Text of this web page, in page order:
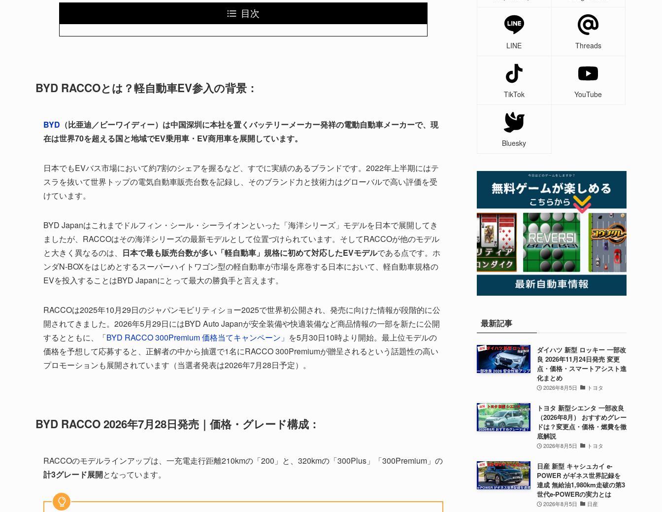
目次
BYD RACCOとは？軽自動車EV参入の背景：
BYD （比亜迪／ビーワイディー）は中国深圳に本社を置くバッテリーメーカー発祥の電動自動車メーカーで、現
在は世界70を超える国と地域でEV乗用車・EV商用車を展開しています。
日本でもEVバス市場において約7割のシェアを握るなど、すでに実績のあるブランドです。2022年上半期にはテ
スラを抜いて世界トップの電気自動車販売台数を記録し、そのブランド力と技術力はグローバルで高い評価を受
けています。
BYD Japanはこれまでドルフィン・シール・シーライオンといった「海洋シリーズ」モデルを日本で展開してき
ましたが、RACCOはその海洋シリーズの最新モデルとして位置づけられています。そしてRACCOが他のモデル
と大きく異なるのは、 日本で最も販売台数が多い「軽自動車」規格に初めて対応したEVモデルである点です。ホ
ンダN-BOXをはじめとするスーパーハイトワゴン型の軽自動車が市場を席巻する日本において、軽自動車規格の
EVを投入することはBYD Japanにとって最大の勝負手と言えます。
RACCOは2025年10月29日のジャパンモビリティショー2025で世界初公開され、発売に向けた情報が段階的に公
開されてきました。2026年5月29日にはBYD Auto Japanが安全装備や快適装備など商品情報の一部を新たに公開
するとともに、「BYD RACCO 300Premium 価格当てキャンペーン」 を5月30日10時より開始。最上位モデルの
価格を予想して応募すると、正解者の中から抽選で1名にRACCO 300Premiumが贈呈されるという話題性の高い
プロモーションも展開されています（当選者発表は2026年7月28日予定）。
BYD RACCO 2026年7月28日発売｜価格・グレード構成：
RACCOのモデルラインアップは、一充電走行距離210kmの「200」と、320kmの「300Plus」「300Premium」の
計3グレード展開となっています。
LINE Threads
TikTok YouTube
Bluesky
最新記事
ダイハツ 新型 ロッキー 一部改
良 2026年11月24日発売 変更
点・価格・スマートアシスト進
化まとめ
2026年8月5日 トヨタ
トヨタ 新型シエンタ 一部改良
（2026年8月） おすすめグレー
ドは？変更点・価格・燃費を徹
底解説
2026年8月5日 トヨタ
日産 新型 キャシュカイ e-
POWER がギネス世界記録を
達成 無給油1,980km走破の第3
世代e-POWERの実力とは
2026年8月5日 日産